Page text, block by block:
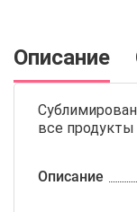
Описание
все продукты
Описание